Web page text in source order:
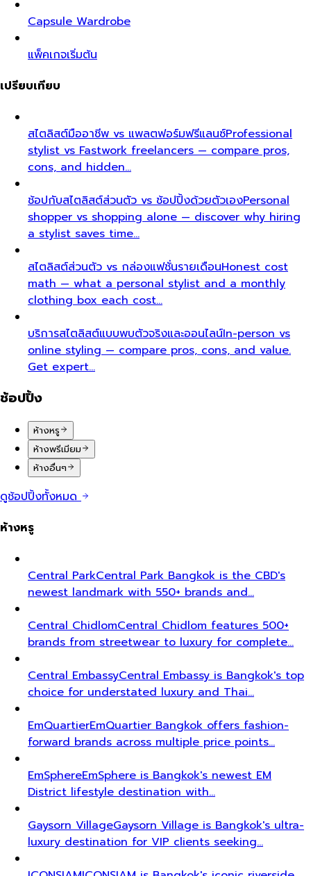
Capsule Wardrobe
แพ็คเกจเริ่มต้น
เปรียบเทียบ
สไตลิสต์มืออาชีพ vs แพลตฟอร์มฟรีแลนซ์Professional
stylist vs Fastwork freelancers — compare pros,
cons, and hidden…
ช้อปกับสไตลิสต์ส่วนตัว vs ช้อปปิ้งด้วยตัวเองPersonal
shopper vs shopping alone — discover why hiring
a stylist saves time…
สไตลิสต์ส่วนตัว vs กล่องแฟชั่นรายเดือนHonest cost
math — what a personal stylist and a monthly
clothing box each cost…
บริการสไตลิสต์แบบพบตัวจริงและออนไลน์In-person vs
online styling — compare pros, cons, and value.
Get expert…
ช้อปปิ้ง
ห้างหรู
ห้างพรีเมียม
ห้างอื่นๆ
ดูช้อปปิ้งทั้งหมด
ห้างหรู
Central ParkCentral Park Bangkok is the CBD's
newest landmark with 550+ brands and…
Central ChidlomCentral Chidlom features 500+
brands from streetwear to luxury for complete…
Central EmbassyCentral Embassy is Bangkok's top
choice for understated luxury and Thai…
EmQuartierEmQuartier Bangkok offers fashion-
forward brands across multiple price points…
EmSphereEmSphere is Bangkok's newest EM
District lifestyle destination with…
Gaysorn VillageGaysorn Village is Bangkok's ultra-
luxury destination for VIP clients seeking…